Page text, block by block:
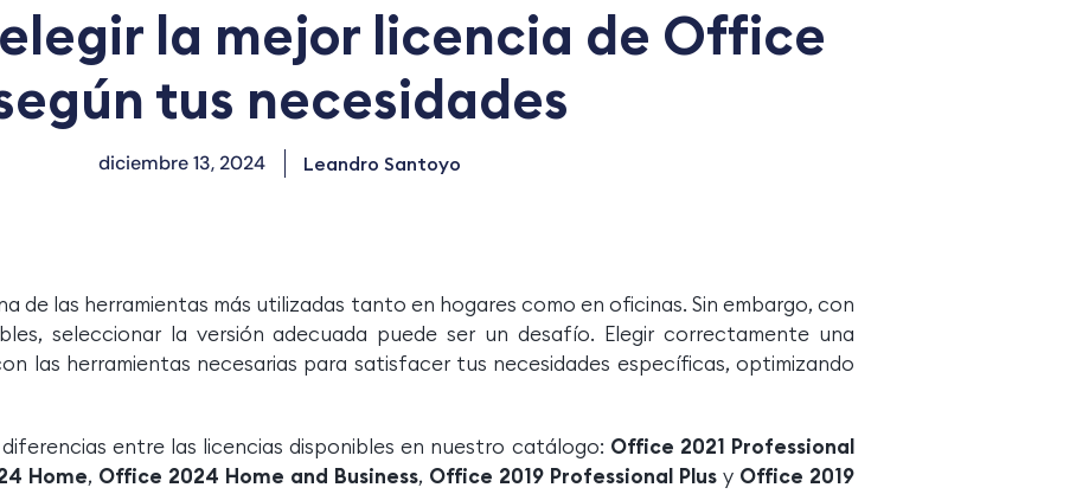
la mejor licencia de Office
tus necesidades
diciembre 13, 2024 Leandro Santoyo
de las herramientas más utilizadas tanto en hogares como en oficinas. Sin embargo, con
seleccionar la versión adecuada puede ser un desafío. Elegir correctamente una
las herramientas necesarias para satisfacer tus necesidades específicas, optimizando
entre las licencias disponibles en nuestro catálogo: Office 2021 Professional
Home, Office 2024 Home and Business, Office 2019 Professional Plus y Office 2019